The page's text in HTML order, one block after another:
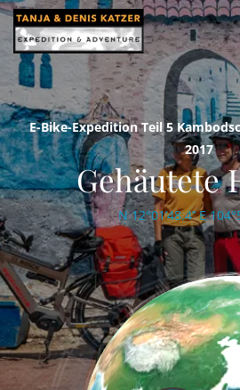
E-Bike-Expedition Teil 5
2017
Gehäutete
N 12°01’48.4’’ E